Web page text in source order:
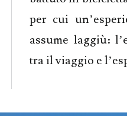
per cui
assume laggiù:
tra il viaggio e